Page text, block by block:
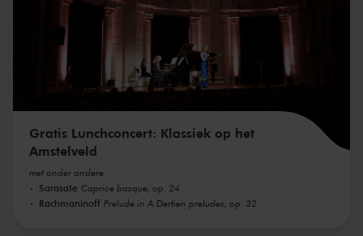
Gratis Lunchconcert: Klassiek op het
Amstelveld
met onder andere
Sarasate Caprice basque, op. 24
Rachmaninoff Prelude in A Dertien preludes, op. 32